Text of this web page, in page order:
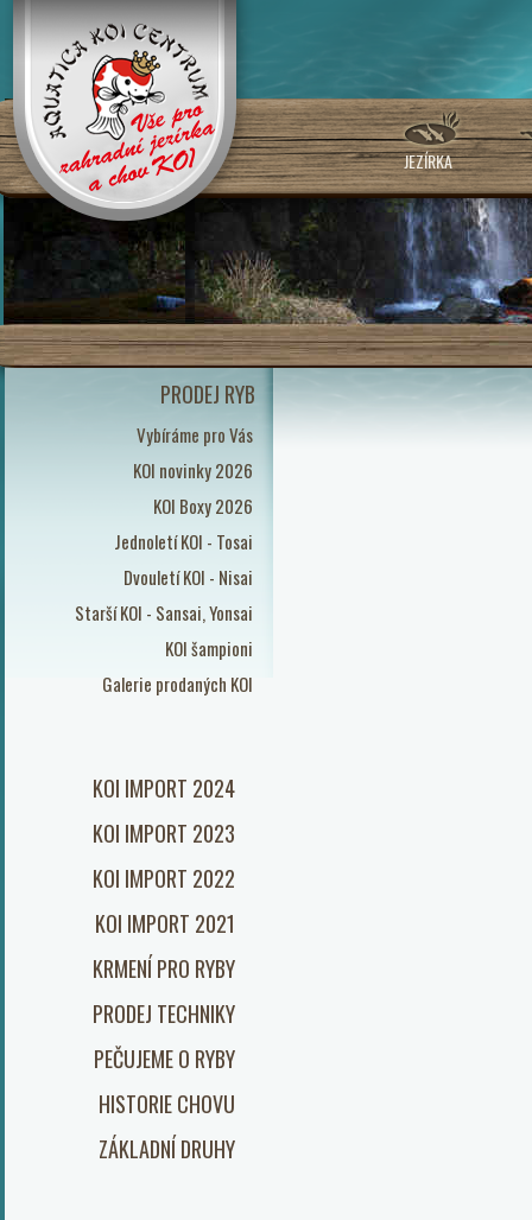
JEZÍRKA
PRODEJ RYB
Vybíráme pro Vás
KOI novinky 2026
KOI Boxy 2026
Jednoletí KOI - Tosai
Dvouletí KOI - Nisai
Starší KOI - Sansai, Yonsai
KOI šampioni
Galerie prodaných KOI
KOI IMPORT 2024
KOI IMPORT 2023
KOI IMPORT 2022
KOI IMPORT 2021
KRMENÍ PRO RYBY
PRODEJ TECHNIKY
PEČUJEME O RYBY
HISTORIE CHOVU
ZÁKLADNÍ DRUHY